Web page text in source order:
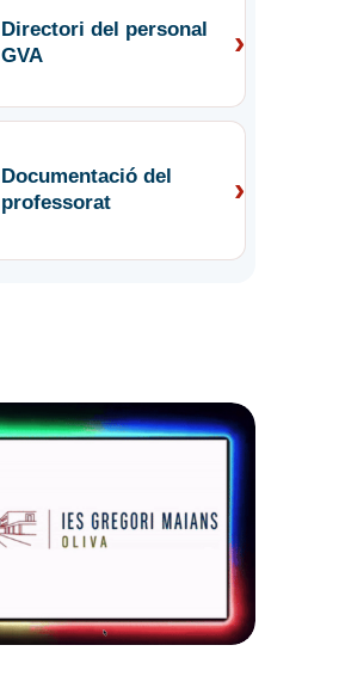
Directori del personal
GVA
›
Documentació del
professorat
›